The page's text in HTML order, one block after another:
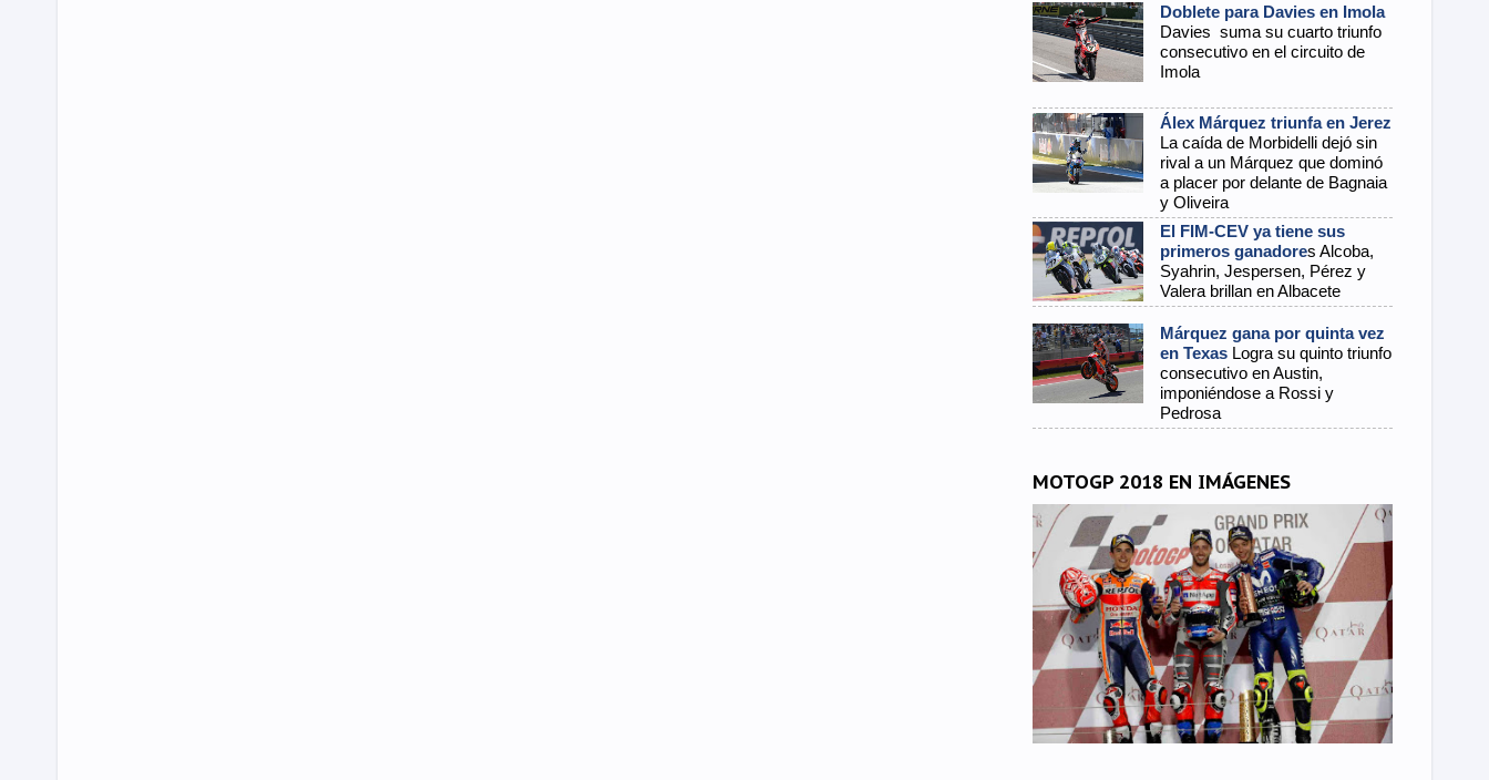
Doblete para Davies en Imola
Davies suma su cuarto triunfo
consecutivo en el circuito de
Imola
Álex Márquez triunfa en Jerez
La caída de Morbidelli dejó sin
rival a un Márquez que dominó
a placer por delante de Bagnaia
y Oliveira
El FIM-CEV ya tiene sus
primeros ganadores Alcoba,
Syahrin, Jespersen, Pérez y
Valera brillan en Albacete
Márquez gana por quinta vez
en Texas Logra su quinto triunfo
consecutivo en Austin,
imponiéndose a Rossi y
Pedrosa
MOTOGP 2018 EN IMÁGENES